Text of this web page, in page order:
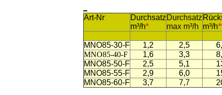
Art-Nr
Durchsatz
m³/h*
Durchsatz
max m³/h m³/h
MNO85-30-F 1,2 2,5
MNO85-40-F
1,6 3,3
MNO85-50-F
2,5 5,1
MNO85-55-F
2,9 6,0
MNO85-60-F
3,7 7,7